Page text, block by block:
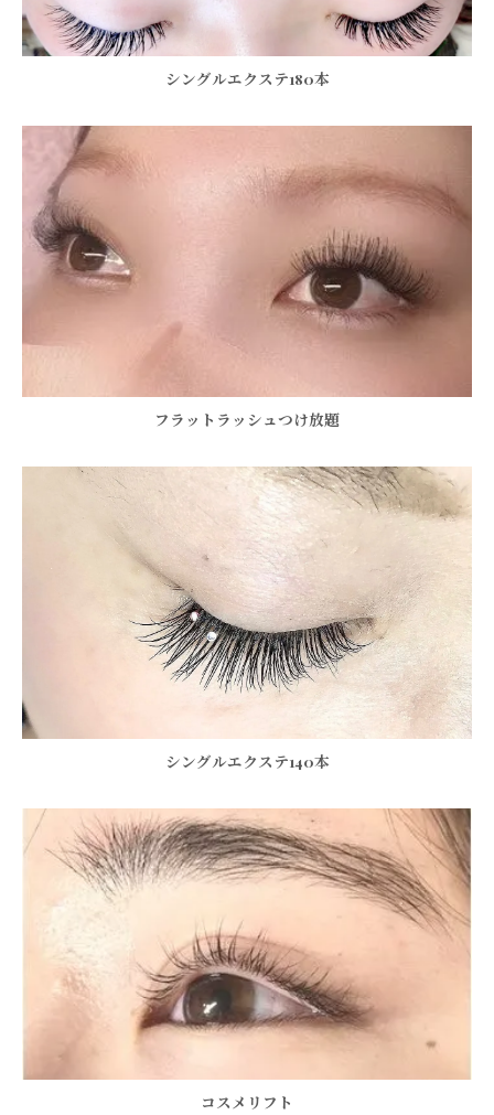
シングルエクステ180本
フラットラッシュつけ放題
シングルエクステ140本
コスメリフト